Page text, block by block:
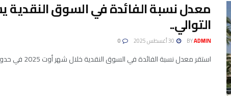
التوالي..
BYADMIN
استقر معدل نسبة الفائدة في السوق النقدية خلال شهر أوت 2025 في حدود 7،50 بالمائة وذلك للشهر الخامس على التوالي، ...